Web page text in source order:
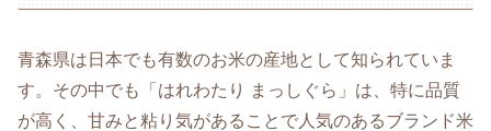
青森県は日本でも有数のお米の産地として知られていま
す。その中でも「はれわたり まっしぐら」は、特に品質
が高く、甘みと粘り気があることで人気のあるブランド米